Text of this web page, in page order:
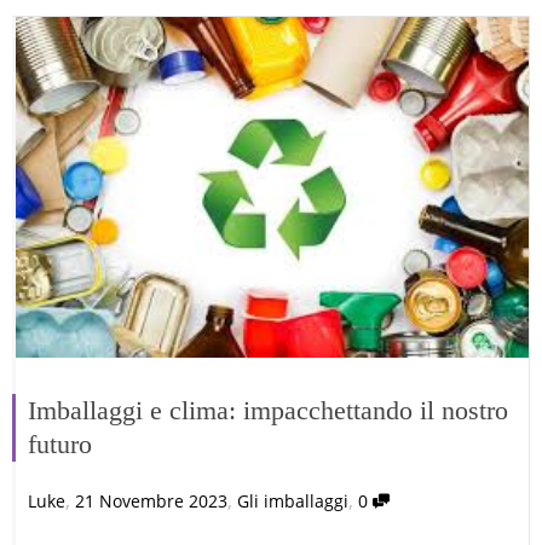
Imballaggi e clima: impacchettando il nostro
futuro
Luke, 21 Novembre 2023, Gli imballaggi, 0